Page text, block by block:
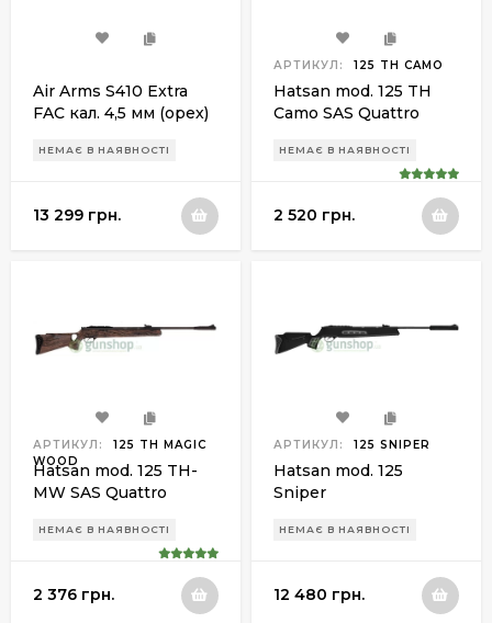
Air Arms S410 Extra
FAC кал. 4,5 мм (орех)
НЕМАЄ В НАЯВНОСТІ
13 299 грн.
АРТИКУЛ: 125 TH CAMO
Hatsan mod. 125 TH
Camo SAS Quattro
НЕМАЄ В НАЯВНОСТІ
2 520 грн.
АРТИКУЛ:
125 TH MAGIC
WOOD
Hatsan mod. 125 TH-
MW SAS Quattro
НЕМАЄ В НАЯВНОСТІ
2 376 грн.
АРТИКУЛ: 125 SNIPER
Hatsan mod. 125
Sniper
НЕМАЄ В НАЯВНОСТІ
12 480 грн.